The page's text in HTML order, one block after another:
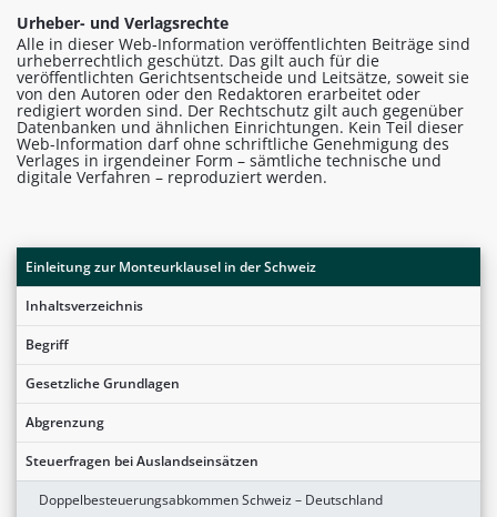
Einleitung zur Monteurklausel in der Schweiz
Inhaltsverzeichnis
Begriff
Gesetzliche Grundlagen
Abgrenzung
Steuerfragen bei Auslandseinsätzen
Doppelbesteuerungsabkommen Schweiz – Deutschland
Urheber- und Verlagsrechte
Alle in dieser Web-Information veröffentlichten Beiträge sind
urheberrechtlich geschützt. Das gilt auch für die
veröffentlichten Gerichtsentscheide und Leitsätze, soweit sie
von den Autoren oder den Redaktoren erarbeitet oder
redigiert worden sind. Der Rechtschutz gilt auch gegenüber
Datenbanken und ähnlichen Einrichtungen. Kein Teil dieser
Web-Information darf ohne schriftliche Genehmigung des
Verlages in irgendeiner Form – sämtliche technische und
digitale Verfahren – reproduziert werden.